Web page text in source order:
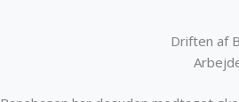
Driften af